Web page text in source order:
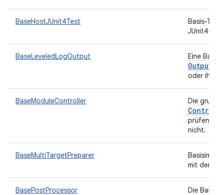
BaseHostJUnit4Test
Basis-
JUnit4-
BaseLeveledLogOutput Eine
Output
oder
BaseModuleController Die
prüfen,
nicht.
BaseMultiTargetPreparer
mit der
BasePostProcessor
Die